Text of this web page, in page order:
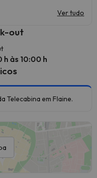
Ver tudo
out
h às 10:00 h
Telecabina em Flaine.